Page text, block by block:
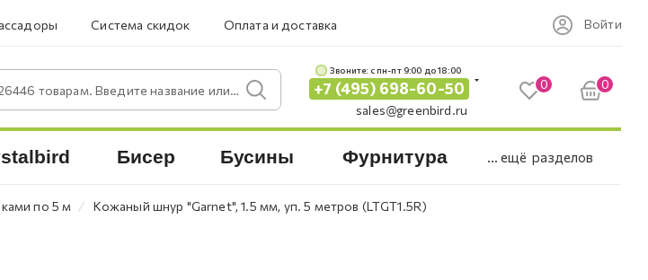
Система скидок Оплата и доставка Войти
товарам. Введите название или артикул.
Звоните: c пн-пт 9:00 до 18:00
+7 (495) 698-60-50
sales@greenbird.ru
0 0
Бисер Бусины Фурнитура ... ещё разделов
по 5 м ⁄ Кожаный шнур "Garnet", 1.5 мм, уп. 5 метров (LTGT1.5R)